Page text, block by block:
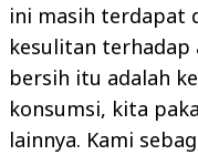
ini masih terdapat
kesulitan terhadap
bersih itu adalah
konsumsi, kita
lainnya. Kami